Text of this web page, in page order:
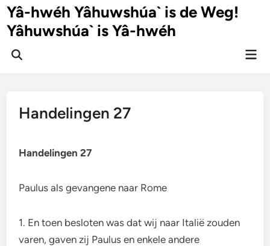
Ga
naar
inhoud
Yâ-hwéh Yâhuwshúa` is de Weg!
Yâhuwshúa` is Yâ-hwéh
Zoeken
Handelingen 27
Handelingen 27
Paulus als gevangene naar Rome
1. En toen besloten was dat wij naar Italië zouden
varen, gaven zij Paulus en enkele andere